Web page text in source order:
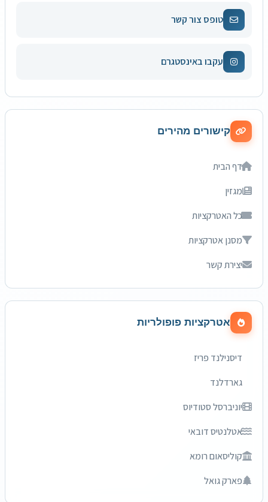
טופס צור קשר
עקבו באינסטגרם
קישורים מהירים
דף הבית
מגזין
כל האטרקציות
מסנן אטרקציות
יצירת קשר
אטרקציות פופולריות
דיסנילנד פריז
גארדלנד
יוניברסל סטודיוס
אטלנטיס דובאי
קוליסאום רומא
פארק גואל